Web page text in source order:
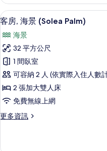
的
所
有
相
片
池
景
(Solea
Palm)
的
詳
情
顯
客
房,
海
景
(Solea
Palm)
的
4
客房, 海景 (Solea Palm)
海景
32 平方公尺
1 間臥室
可容納 2 人 (依實際入住人數
2 張加大雙人床
免費無線上網
更多資訊
更